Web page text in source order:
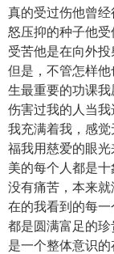
真的受过伤他曾
怒压抑的种子他
受苦他是在向外
但是，不管怎样
生最重要的功课
伤害过我的人当
我充满着我，感
福我用慈爱的眼
美的每个人都是
没有痛苦，本来
在的我看到的每
都是圆满富足的
是一个整体意识